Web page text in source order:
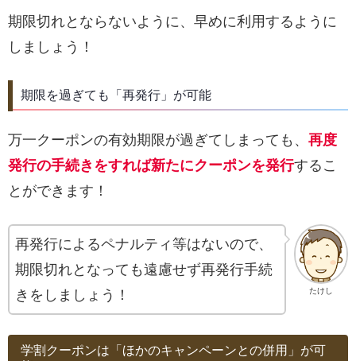
期限切れとならないように、早めに利用するように
しましょう！
期限を過ぎても「再発行」が可能
万一クーポンの有効期限が過ぎてしまっても、 再度
発行の手続きをすれば新たにクーポンを発行するこ
とができます！
たけし
再発行によるペナルティ等はないので、
期限切れとなっても遠慮せず再発行手続
きをしましょう！
学割クーポンは「ほかのキャンペーンとの併用」が可